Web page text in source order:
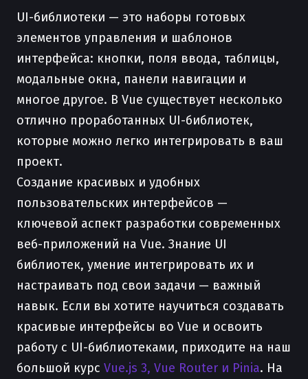
UI-библиотеки — это наборы готовых
элементов управления и шаблонов
интерфейса: кнопки, поля ввода, таблицы,
модальные окна, панели навигации и
многое другое. В Vue существует несколько
отлично проработанных UI-библиотек,
которые можно легко интегрировать в ваш
проект.
Создание красивых и удобных
пользовательских интерфейсов —
ключевой аспект разработки современных
веб-приложений на Vue. Знание UI
библиотек, умение интегрировать их и
настраивать под свои задачи — важный
навык. Если вы хотите научиться создавать
красивые интерфейсы во Vue и освоить
работу с UI-библиотеками, приходите на наш
большой курс Vue.js 3, Vue Router и Pinia. На